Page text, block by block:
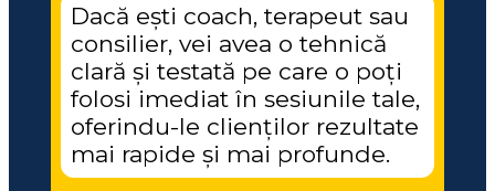
Dacă ești coach, terapeut sau
consilier, vei avea o tehnică
clară și testată pe care o poți
folosi imediat în sesiunile tale,
oferindu-le clienților rezultate
mai rapide și mai profunde.